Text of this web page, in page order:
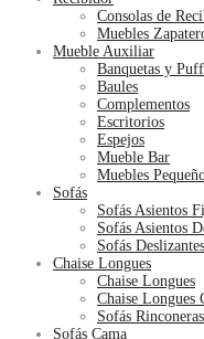
Consolas de
Muebles
Mueble Auxiliar
Banquetas y
Baules
Complementos
Escritorios
Espejos
Mueble Bar
Muebles
Sofás
Sofás Asientos
Sofás Asientos
Sofás
Chaise Longues
Chaise Longues
Chaise Longues
Sofás Rinconeras
Sofás Cama